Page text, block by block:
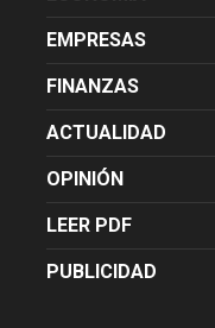
EMPRESAS
FINANZAS
ACTUALIDAD
OPINIÓN
LEER PDF
PUBLICIDAD